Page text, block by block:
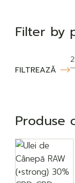
Filter by
FILTREAZĂ
Produse